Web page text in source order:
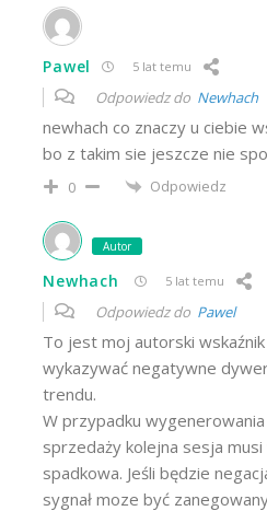
Pawel 5 lat temu
Odpowiedz do Newhach
newhach co znaczy u ciebie
bo z takim sie jeszcze nie
0 Odpowiedz
Autor
Newhach 5 lat temu
Odpowiedz do Pawel
To jest moj autorski
wykazywać negatywne
trendu.
W przypadku
sprzedaży kolejna sesja
spadkowa. Jeśli będzie
sygnał moze być